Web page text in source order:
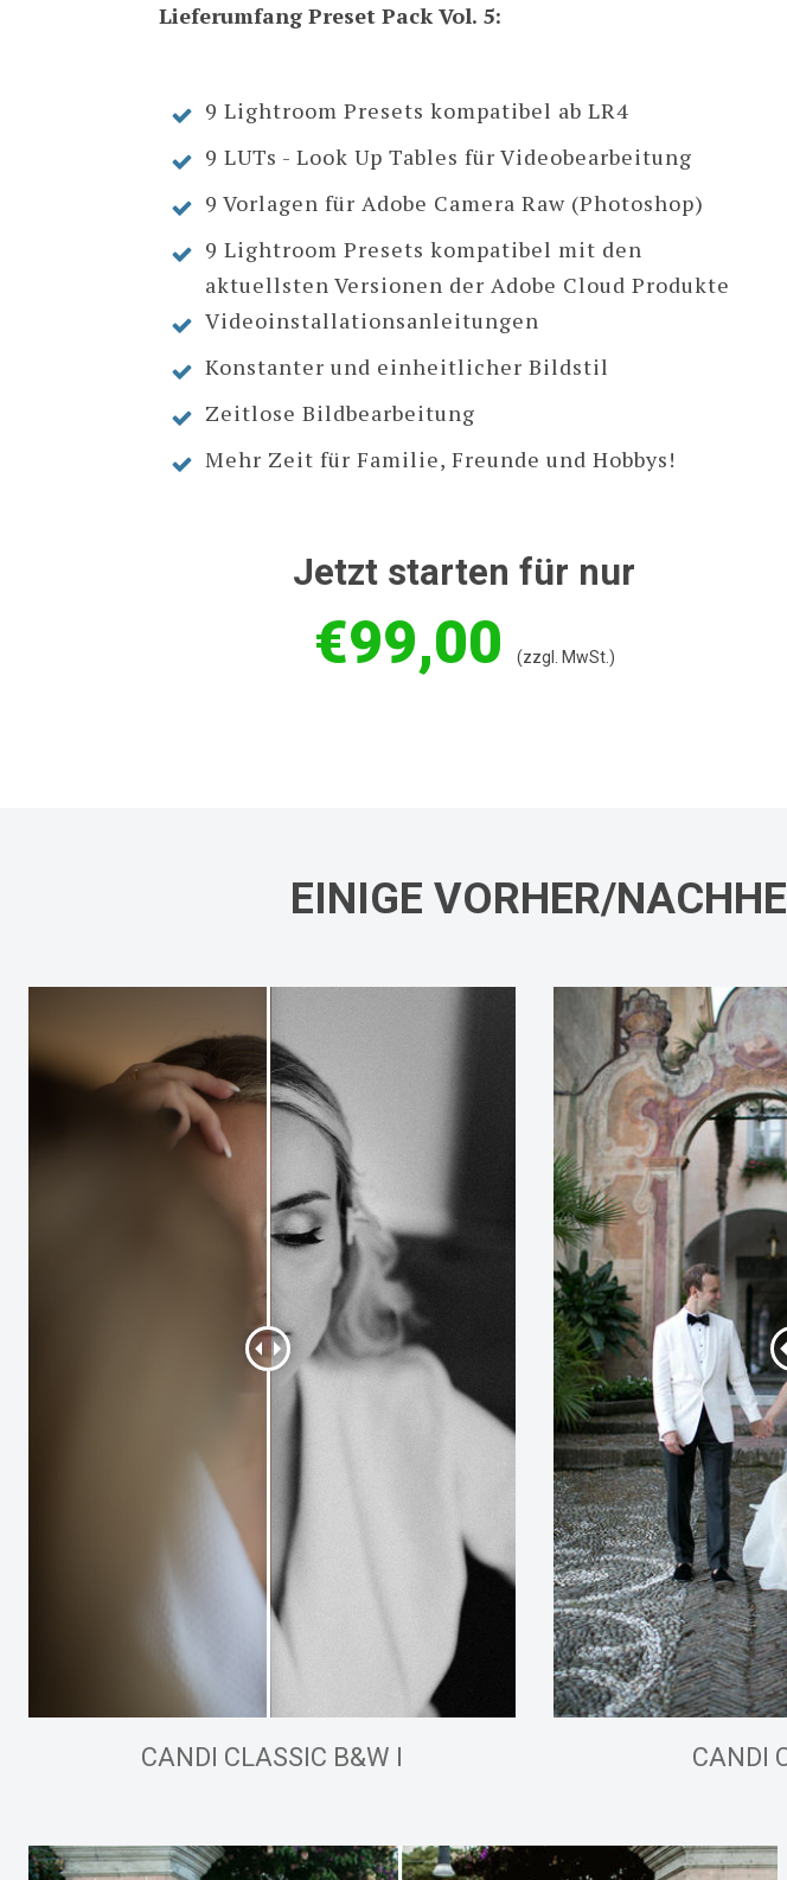
Lieferumfang Preset Pack Vol. 5:
9 Lightroom Presets kompatibel ab LR4
9 LUTs - Look Up Tables für Videobearbeitung
9 Vorlagen für Adobe Camera Raw (Photoshop)
9 Lightroom Presets kompatibel mit den
aktuellsten Versionen der Adobe Cloud Produkte
Videoinstallationsanleitungen
Konstanter und einheitlicher Bildstil
Zeitlose Bildbearbeitung
Mehr Zeit für Familie, Freunde und Hobbys!
Jetzt starten für nur
€99,00 (zzgl. MwSt.)
EINIGE VORHER/
CANDI CLASSIC B&W I CANDI